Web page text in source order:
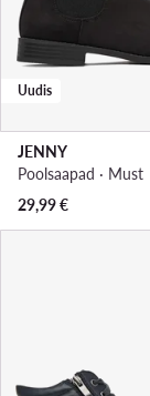
Uudis
JENNY
Poolsaapad · Must
29,99€